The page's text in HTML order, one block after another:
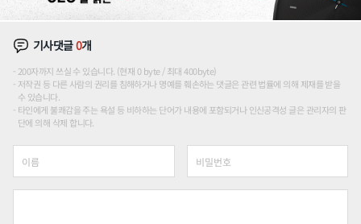
기사댓글0개
200자까지 쓰실 수 있습니다. (현재 0 byte / 최대 400byte)
저작권 등 다른 사람의 권리를 침해하거나 명예를 훼손하는 댓글은 관련 법률에 의해 제재를 받을
수 있습니다.
타인에게 불쾌감을 주는 욕설 등 비하하는 단어가 내용에 포함되거나 인신공격성 글은 관리자의 판
단에 의해 삭제 합니다.